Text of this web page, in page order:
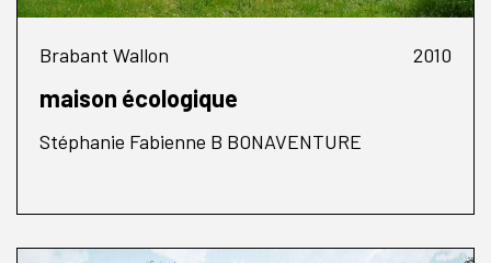
Brabant Wallon 2010
maison écologique
Stéphanie Fabienne B BONAVENTURE